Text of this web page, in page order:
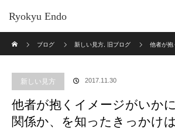
Ryokyu Endo
ブログ
新しい見方 旧ブログ 他者が抱
新しい見方 2017.11.30
他者が抱くイメージがいか
関係か、を知ったきっかけ